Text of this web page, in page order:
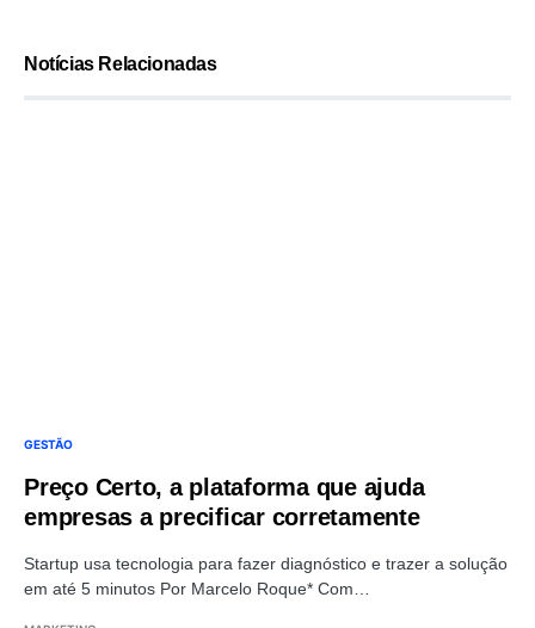
Notícias Relacionadas
GESTÃO
Preço Certo, a plataforma que ajuda
empresas a precificar corretamente
Startup usa tecnologia para fazer diagnóstico e trazer a solução
em até 5 minutos Por Marcelo Roque* Com…